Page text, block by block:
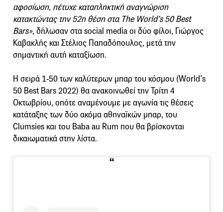
αφοσίωση, πέτυχε καταπληκτική αναγνώριση
κατακτώντας την 52η θέση στα The World’s 50 Best
Bars»,δήλωσαν στα social media οι δύο φίλοι, Γιώργος
Καβακλής και Στέλιος Παπαδόπουλος, μετά την
σημαντική αυτή καταξίωση.
Η σειρά 1-50 των καλύτερων μπαρ του κόσμου (World’s
50 Best Bars 2022) θα ανακοινωθεί την Τρίτη 4
Οκτωβρίου, οπότε αναμένουμε με αγωνία τις θέσεις
κατάταξης των δύο ακόμα αθηναϊκών μπαρ, του
Clumsies και του Baba au Rum που θα βρίσκονται
δικαιωματικά στην λίστα.